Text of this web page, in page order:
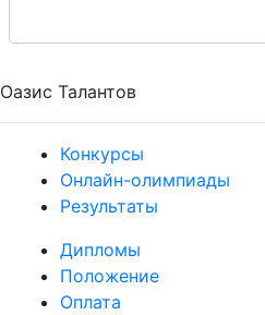
Оазис Талантов
Конкурсы
Онлайн-олимпиады
Результаты
Дипломы
Положение
Оплата